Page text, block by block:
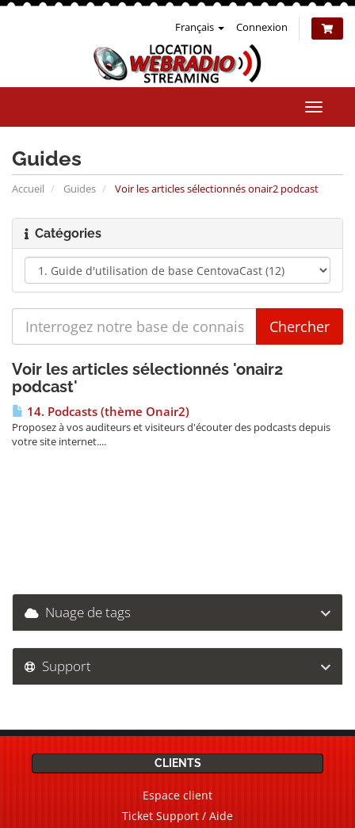
Français Connexion
la
Guides
Accueil Guides Voir les articles sélectionnés onair2 podcast
Catégories
Voir les articles sélectionnés 'onair2
podcast'
14. Podcasts (thème Onair2)
Proposez à vos auditeurs et visiteurs d'écouter des podcasts depuis
votre site internet....
Nuage de tags
Support
CLIENTS
Espace client
Ticket Support / Aide